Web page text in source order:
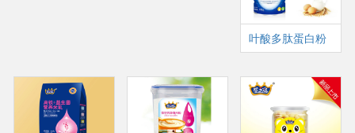
叶酸多肽蛋白粉